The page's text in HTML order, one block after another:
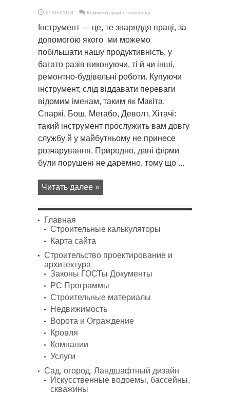
25/06/2013 Комментарии
електроінструмент
отключены
Інструмент — це, те знаряддя праці, за
допомогою якого ми можемо
побільшати нашу продуктивність, у
багато разів виконуючи, ті й чи інші,
ремонтно-будівельні роботи. Купуючи
інструмент, слід віддавати переваги
відомим іменам, таким як Макіта,
Спаркі, Бош, Метабо, Деволт, Хітачі:
такий інструмент прослужить вам довгу
службу й у майбутньому не принесе
розчарування. Природно, дані фірми
були порушені не даремно, тому що ...
Читать далее »
Главная
Строительные калькуляторы
Карта сайта
Строительство проектирование и
архитектура
Законы ГОСТы Документы
PC Программы
Строительные материалы
Недвижимость
Ворота и Ограждение
Кровля
Компании
Услуги
Сад, огород. Ландшафтный дизайн
Искусственные водоемы, бассейны,
скважины